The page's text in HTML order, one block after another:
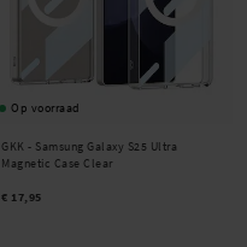
Op voorraad
GKK - Samsung Galaxy S25 Ultra
Magnetic Case Clear
€ 17,95